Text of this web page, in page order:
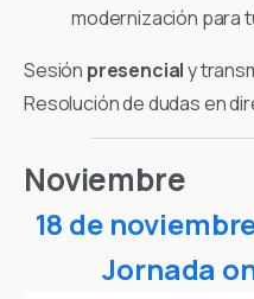
modernización para
Sesión presencialy
Resolución de dudas en
Noviembre
18 de
Jornada